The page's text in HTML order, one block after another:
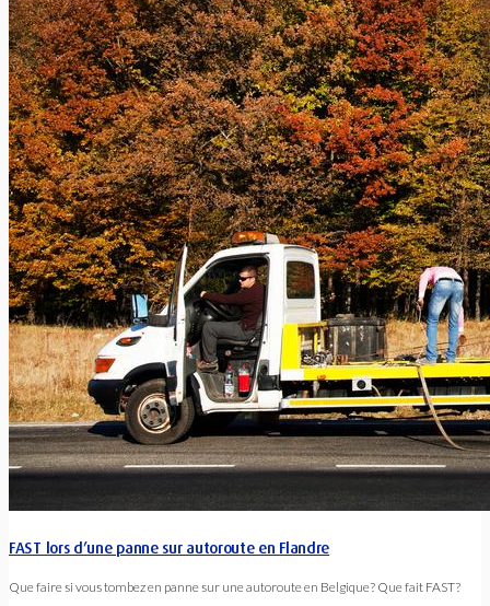
FAST lors d’une panne sur autoroute en Flandre
Que faire si vous tombez en panne sur une autoroute en Belgique? Que fait FAST?